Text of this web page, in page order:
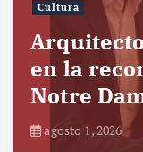
Cultura
en la
Notre
agosto 1, 2026